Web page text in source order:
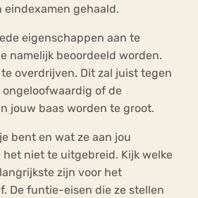
eindexamen gehaald.
eigenschappen aan te
namelijk beoordeeld worden.
overdrijven. Dit zal juist tegen
of de
jouw baas worden te groot.
bent en wat ze aan jou
het niet te uitgebreid. Kijk welke
zijn voor het
De funtie-eisen die ze stellen